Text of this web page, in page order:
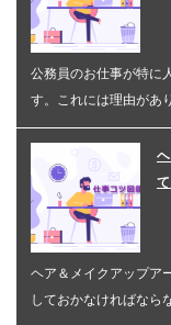
公務員のお仕事が特に
す。これには理由があ
ヘア＆メイクアップア
しておかなければなら